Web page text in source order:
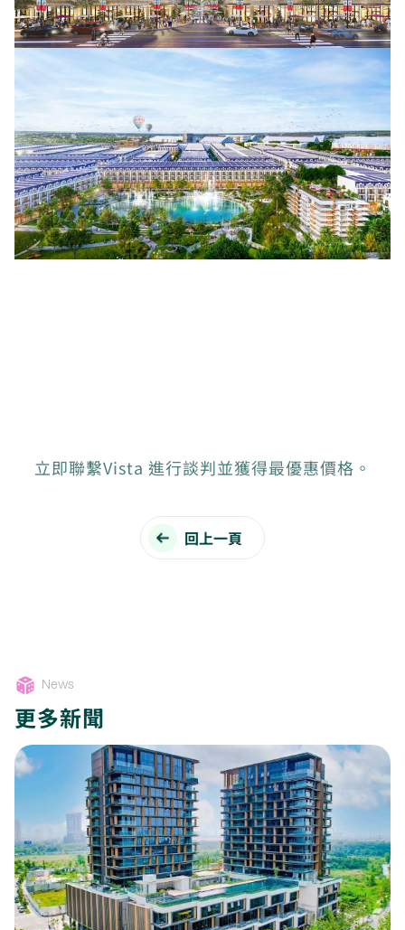
立即聯繫Vista 進行談判並獲得最優惠價格。
回上一頁
News
更多新聞